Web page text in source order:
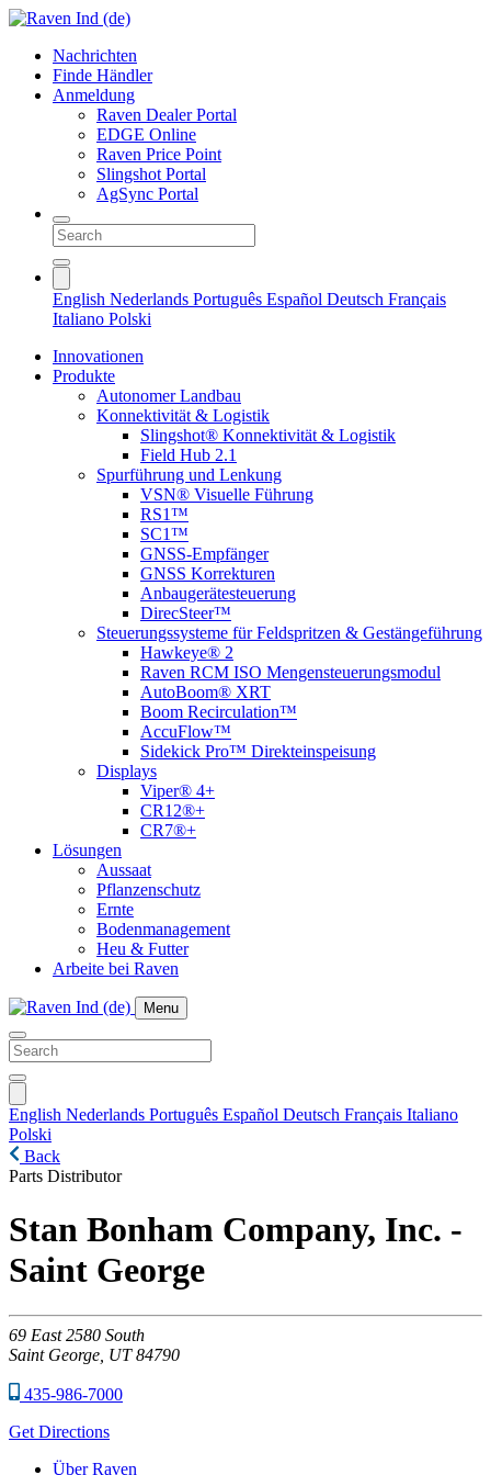
Nachrichten
Finde Händler
Anmeldung
Raven Dealer Portal
EDGE Online
Raven Price Point
Slingshot Portal
AgSync Portal
English Nederlands Português Español Deutsch Français
Italiano Polski
Innovationen
Produkte
Autonomer Landbau
Konnektivität & Logistik
Slingshot® Konnektivität & Logistik
Field Hub 2.1
Spurführung und Lenkung
VSN® Visuelle Führung
RS1™
SC1™
GNSS-Empfänger
GNSS Korrekturen
Anbaugerätesteuerung
DirecSteer™
Steuerungssysteme für Feldspritzen & Gestängeführung
Hawkeye® 2
Raven RCM ISO Mengensteuerungsmodul
AutoBoom® XRT
Boom Recirculation™
AccuFlow™
Sidekick Pro™ Direkteinspeisung
Displays
Viper® 4+
CR12®+
CR7®+
Lösungen
Aussaat
Pflanzenschutz
Ernte
Bodenmanagement
Heu & Futter
Arbeite bei Raven
Menu
English Nederlands Português Español Deutsch Français Italiano
Polski
Back
Parts Distributor
Stan Bonham Company, Inc. -
Saint George
69 East 2580 South
Saint George, UT 84790
435-986-7000
Get Directions
Über Raven